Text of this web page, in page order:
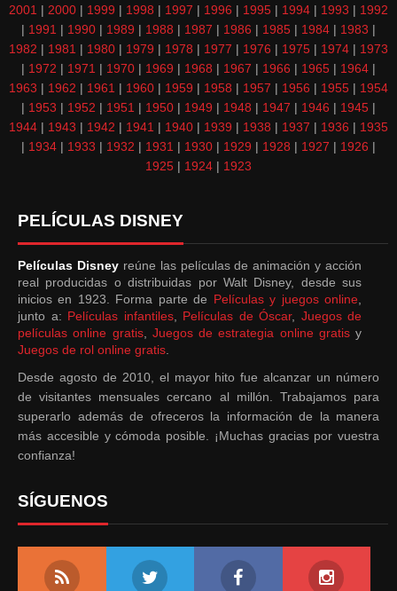
2001 | 2000 | 1999 | 1998 | 1997 | 1996 | 1995 | 1994 | 1993 | 1992
| 1991 | 1990 | 1989 | 1988 | 1987 | 1986 | 1985 | 1984 | 1983 |
1982 | 1981 | 1980 | 1979 | 1978 | 1977 | 1976 | 1975 | 1974 | 1973
| 1972 | 1971 | 1970 | 1969 | 1968 | 1967 | 1966 | 1965 | 1964 |
1963 | 1962 | 1961 | 1960 | 1959 | 1958 | 1957 | 1956 | 1955 | 1954
| 1953 | 1952 | 1951 | 1950 | 1949 | 1948 | 1947 | 1946 | 1945 |
1944 | 1943 | 1942 | 1941 | 1940 | 1939 | 1938 | 1937 | 1936 | 1935
| 1934 | 1933 | 1932 | 1931 | 1930 | 1929 | 1928 | 1927 | 1926 |
1925 | 1924 | 1923
PELÍCULAS DISNEY
Películas Disneyreúne las películas de animación y acción
real producidas o distribuidas por Walt Disney, desde sus
inicios en 1923. Forma parte de Películas y juegos online
junto a: Películas infantiles, Películas de Óscar, Juegos de
películas online gratis, Juegos de estrategia online gratisy
Juegos de rol online gratis
Desde agosto de 2010, el mayor hito fue alcanzar un número
de visitantes mensuales cercano al millón. Trabajamos para
superarlo además de ofreceros la información de la manera
más accesible y cómoda posible. ¡Muchas gracias por vuestra
confianza!
SÍGUENOS